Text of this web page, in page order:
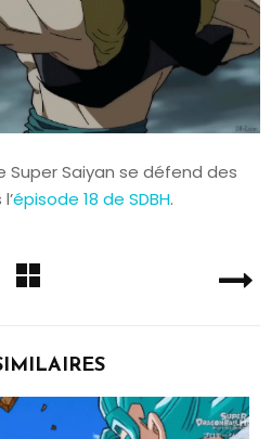
Super Saiyan se défend des
épisode 18 de SDBH.